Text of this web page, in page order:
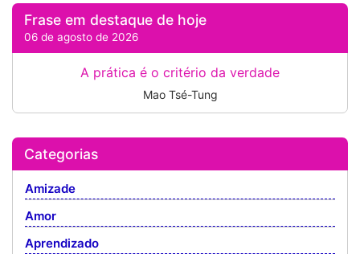
Frase em destaque de hoje
06 de agosto de 2026
A prática é o critério da verdade
Mao Tsé-Tung
Categorias
Amizade
Amor
Aprendizado